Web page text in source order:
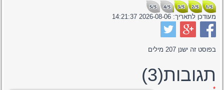
1/5
2/5
3/5
4/5
5/5
מעודכן לתאריך:2026-08-06 14:21:37
בפוסט זה ישנן207 מילים
תגובות(3)